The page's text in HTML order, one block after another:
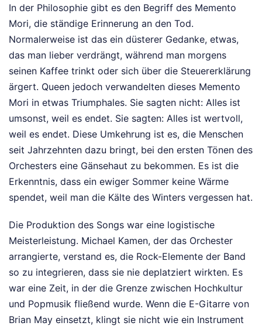
In der Philosophie gibt es den Begriff des Memento
Mori, die ständige Erinnerung an den Tod.
Normalerweise ist das ein düsterer Gedanke, etwas,
das man lieber verdrängt, während man morgens
seinen Kaffee trinkt oder sich über die Steuererklärung
ärgert. Queen jedoch verwandelten dieses Memento
Mori in etwas Triumphales. Sie sagten nicht: Alles ist
umsonst, weil es endet. Sie sagten: Alles ist wertvoll,
weil es endet. Diese Umkehrung ist es, die Menschen
seit Jahrzehnten dazu bringt, bei den ersten Tönen des
Orchesters eine Gänsehaut zu bekommen. Es ist die
Erkenntnis, dass ein ewiger Sommer keine Wärme
spendet, weil man die Kälte des Winters vergessen hat.
Die Produktion des Songs war eine logistische
Meisterleistung. Michael Kamen, der das Orchester
arrangierte, verstand es, die Rock-Elemente der Band
so zu integrieren, dass sie nie deplatziert wirkten. Es
war eine Zeit, in der die Grenze zwischen Hochkultur
und Popmusik fließend wurde. Wenn die E-Gitarre von
Brian May einsetzt, klingt sie nicht wie ein Instrument